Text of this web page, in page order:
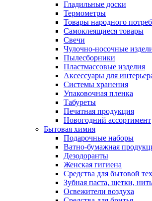
Гладильные доски
Термометры
Товары народного
Самоклеящиеся товары
Свечи
Чулочно-носочные
Пылесборники
Пластмассовые изделия
Аксессуары для
Системы хранения
Упаковочная пленка
Табуреты
Печатная продукция
Новогодний ассортимент
Бытовая химия
Подарочные наборы
Ватно-бумажная
Дезодоранты
Женская гигиена
Средства для бытовой
Зубная паста, щетки, нить
Освежители воздуха